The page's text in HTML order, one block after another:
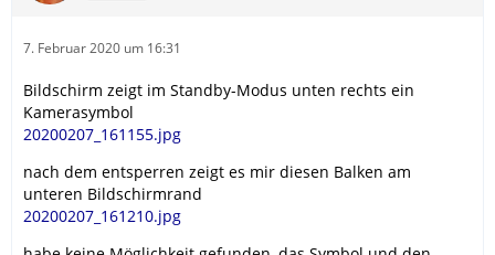
7. Februar 2020 um 16:31
Bildschirm zeigt im Standby-Modus unten rechts ein
Kamerasymbol
20200207_161155.jpg
nach dem entsperren zeigt es mir diesen Balken am
unteren Bildschirmrand
20200207_161210.jpg